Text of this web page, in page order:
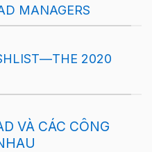
MANAGERS
2020
VÀ CÁC CÔNG